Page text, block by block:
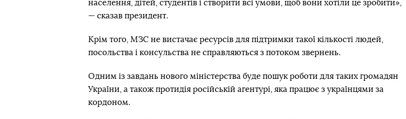
населення, дітей, студентів і створити всі умови, щоб вони хотіли це зробити»,
— сказав президент.
Крім того, МЗС не вистачає ресурсів для підтримки такої кількості людей,
посольства і консульства не справляються з потоком звернень.
Одним із завдань нового міністерства буде пошук роботи для таких громадян
України, а також протидія російській агентурі, яка працює з українцями за
кордоном.